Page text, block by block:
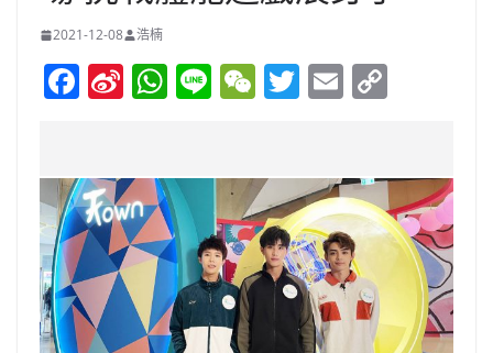
2021-12-08 浩楠
F
e
b
o
o
k
Si
W
ei
b
o
W
s
A
p
p
Li W
h
at
T
er
E
l y
Li
n
k